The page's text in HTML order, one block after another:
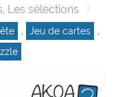
, Les sélections
, Jeu de cartes
,